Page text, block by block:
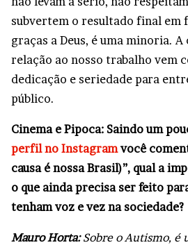
subvertem o resultado final em
graças a Deus, é uma minoria.
relação ao nosso trabalho vem
dedicação e seriedade para
público.
Cinema e Pipoca: Saindo um
perfil no Instagramvocê
causa é nossa Brasil)”, qual a
o que ainda precisa ser feito
tenham voz e vez na sociedade?
Mauro Horta:Sobre o Autismo, é